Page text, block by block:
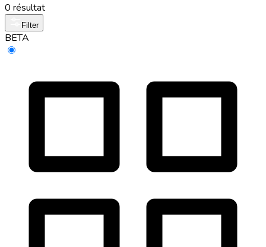
0 résultat
Filter
BETA